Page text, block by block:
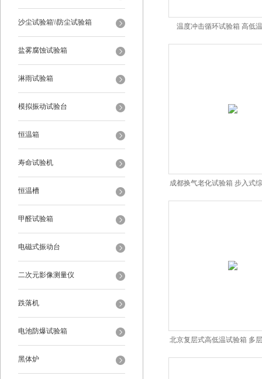
沙尘试验箱\\防尘试验箱
盐雾腐蚀试验箱
淋雨试验箱
模拟振动试验台
恒温箱
寿命试验机
恒温槽
甲醛试验箱
电磁式振动台
二次元影像测量仪
跌落机
电池防爆试验箱
黑体炉
温度冲击循环试验箱 高低
成都换气老化试验箱 步入式
室
北京复层式高低温试验箱 多